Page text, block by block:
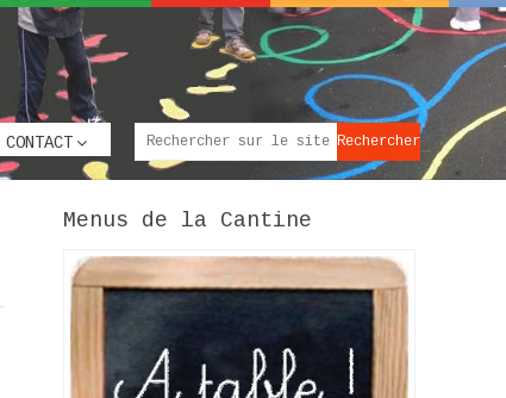
CONTACT
Menus de la Cantine